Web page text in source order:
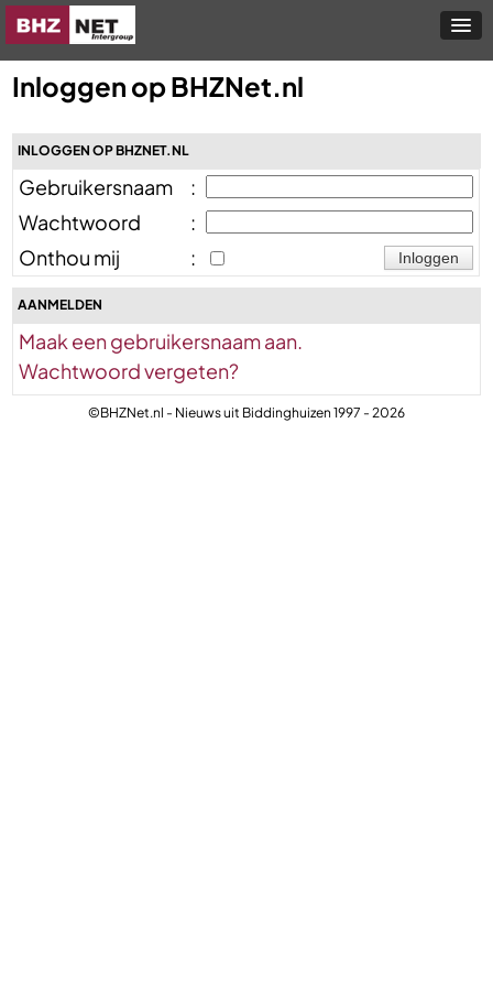
Inloggen op BHZNet.nl
INLOGGEN OP BHZNET.NL
Gebruikersnaam
:
Wachtwoord
:
Onthou mij
:
AANMELDEN
Maak een gebruikersnaam aan.
Wachtwoord vergeten?
©BHZNet.nl - Nieuws uit Biddinghuizen 1997 - 2026